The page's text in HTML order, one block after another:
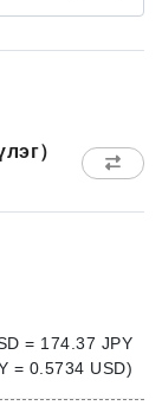
）
= 174.37 JPY
= 0.5734 USD)